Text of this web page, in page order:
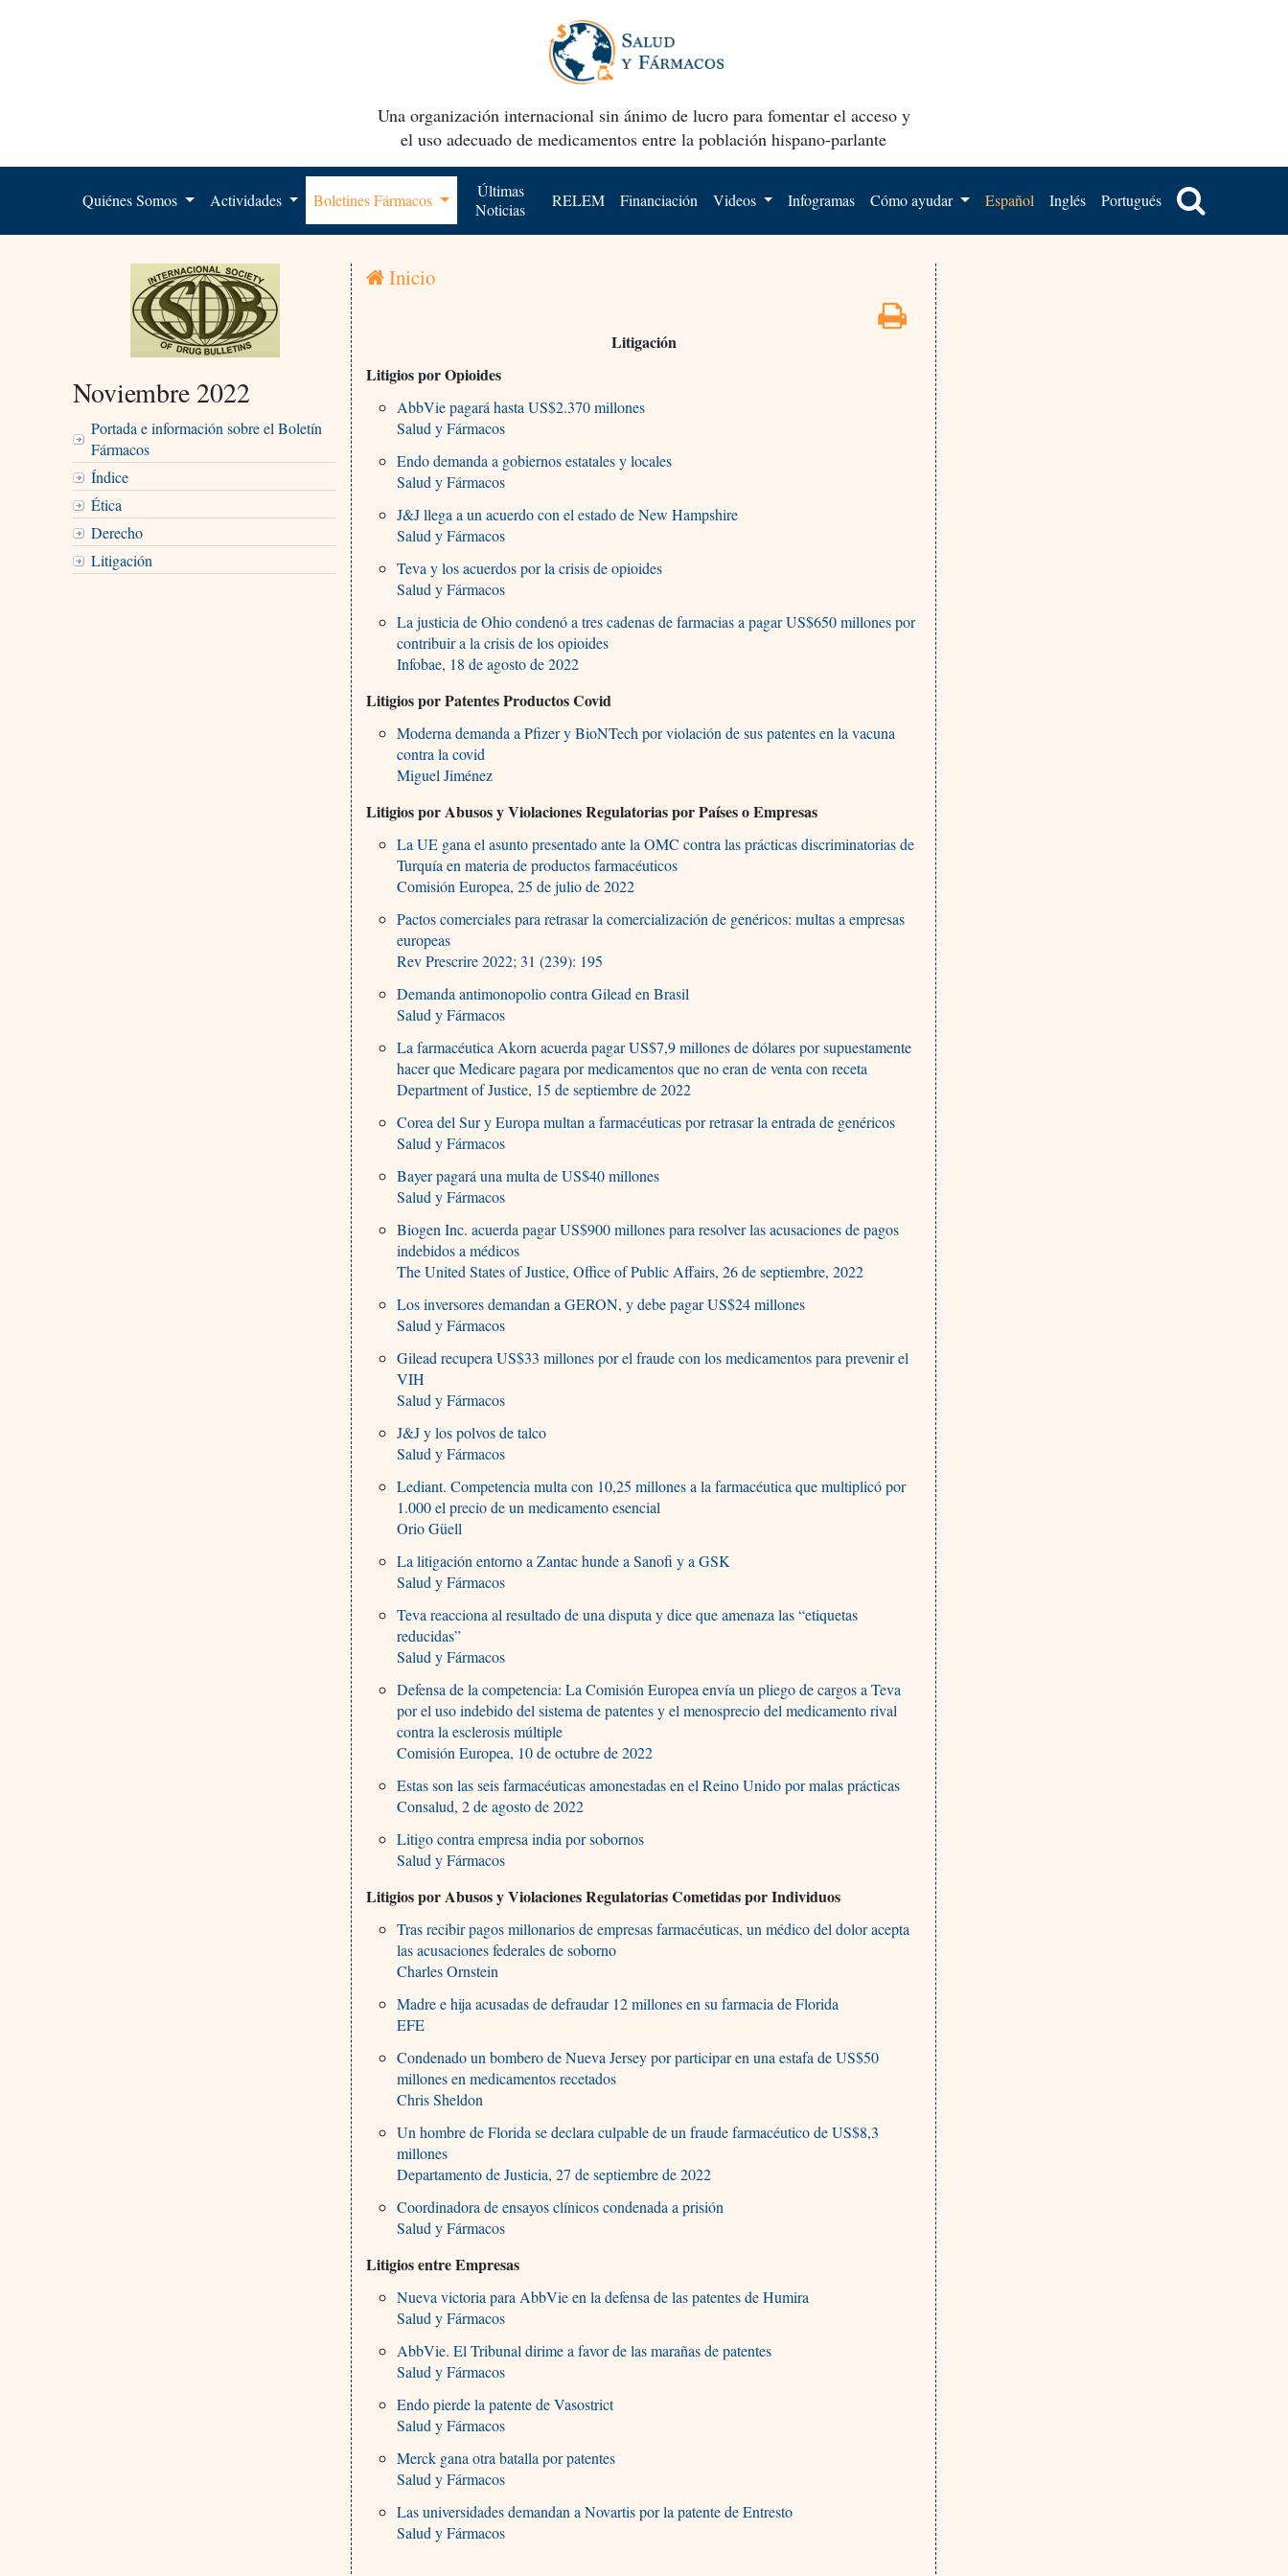
Una organización internacional sin ánimo de lucro para fomentar el acceso y
el uso adecuado de medicamentos entre la población hispano-parlante
Quiénes Somos Actividades Boletines Fármacos
Últimas
Noticias
RELEM Financiación Videos Infogramas Cómo ayudar Español Inglés Portugués
Noviembre 2022
Portada e información sobre el Boletín
Fármacos
Índice
Ética
Derecho
Litigación
Inicio
Litigación
Litigios por Opioides
AbbVie pagará hasta US$2.370 millones
Salud y Fármacos
Endo demanda a gobiernos estatales y locales
Salud y Fármacos
J&J llega a un acuerdo con el estado de New Hampshire
Salud y Fármacos
Teva y los acuerdos por la crisis de opioides
Salud y Fármacos
La justicia de Ohio condenó a tres cadenas de farmacias a pagar US$650 millones por
contribuir a la crisis de los opioides
Infobae, 18 de agosto de 2022
Litigios por Patentes Productos Covid
Moderna demanda a Pfizer y BioNTech por violación de sus patentes en la vacuna
contra la covid
Miguel Jiménez
Litigios por Abusos y Violaciones Regulatorias por Países o Empresas
La UE gana el asunto presentado ante la OMC contra las prácticas discriminatorias de
Turquía en materia de productos farmacéuticos
Comisión Europea, 25 de julio de 2022
Pactos comerciales para retrasar la comercialización de genéricos: multas a empresas
europeas
Rev Prescrire 2022; 31 (239): 195
Demanda antimonopolio contra Gilead en Brasil
Salud y Fármacos
La farmacéutica Akorn acuerda pagar US$7,9 millones de dólares por supuestamente
hacer que Medicare pagara por medicamentos que no eran de venta con receta
Department of Justice, 15 de septiembre de 2022
Corea del Sur y Europa multan a farmacéuticas por retrasar la entrada de genéricos
Salud y Fármacos
Bayer pagará una multa de US$40 millones
Salud y Fármacos
Biogen Inc. acuerda pagar US$900 millones para resolver las acusaciones de pagos
indebidos a médicos
The United States of Justice, Office of Public Affairs, 26 de septiembre, 2022
Los inversores demandan a GERON, y debe pagar US$24 millones
Salud y Fármacos
Gilead recupera US$33 millones por el fraude con los medicamentos para prevenir el
VIH
Salud y Fármacos
J&J y los polvos de talco
Salud y Fármacos
Lediant. Competencia multa con 10,25 millones a la farmacéutica que multiplicó por
1.000 el precio de un medicamento esencial
Orio Güell
La litigación entorno a Zantac hunde a Sanofi y a GSK
Salud y Fármacos
Teva reacciona al resultado de una disputa y dice que amenaza las “etiquetas
reducidas”
Salud y Fármacos
Defensa de la competencia: La Comisión Europea envía un pliego de cargos a Teva
por el uso indebido del sistema de patentes y el menosprecio del medicamento rival
contra la esclerosis múltiple
Comisión Europea, 10 de octubre de 2022
Estas son las seis farmacéuticas amonestadas en el Reino Unido por malas prácticas
Consalud, 2 de agosto de 2022
Litigo contra empresa india por sobornos
Salud y Fármacos
Litigios por Abusos y Violaciones Regulatorias Cometidas por Individuos
Tras recibir pagos millonarios de empresas farmacéuticas, un médico del dolor acepta
las acusaciones federales de soborno
Charles Ornstein
Madre e hija acusadas de defraudar 12 millones en su farmacia de Florida
EFE
Condenado un bombero de Nueva Jersey por participar en una estafa de US$50
millones en medicamentos recetados
Chris Sheldon
Un hombre de Florida se declara culpable de un fraude farmacéutico de US$8,3
millones
Departamento de Justicia, 27 de septiembre de 2022
Coordinadora de ensayos clínicos condenada a prisión
Salud y Fármacos
Litigios entre Empresas
Nueva victoria para AbbVie en la defensa de las patentes de Humira
Salud y Fármacos
AbbVie. El Tribunal dirime a favor de las marañas de patentes
Salud y Fármacos
Endo pierde la patente de Vasostrict
Salud y Fármacos
Merck gana otra batalla por patentes
Salud y Fármacos
Las universidades demandan a Novartis por la patente de Entresto
Salud y Fármacos